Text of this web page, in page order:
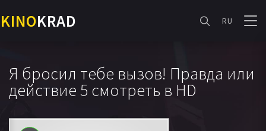
KINOKRAD RU
Я бросил тебе вызов! Правда или
действие 5 смотреть в HD